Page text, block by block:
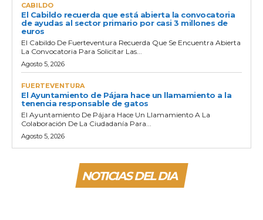
CABILDO
El Cabildo recuerda que está abierta la convocatoria
de ayudas al sector primario por casi 3 millones de
euros
El Cabildo De Fuerteventura Recuerda Que Se Encuentra Abierta
La Convocatoria Para Solicitar Las...
Agosto 5, 2026
FUERTEVENTURA
El Ayuntamiento de Pájara hace un llamamiento a la
tenencia responsable de gatos
El Ayuntamiento De Pájara Hace Un Llamamiento A La
Colaboración De La Ciudadanía Para...
Agosto 5, 2026
NOTICIAS DEL DIA